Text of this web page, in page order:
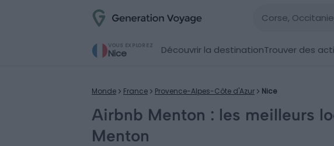
VOUS EXPLOREZ
Nice Découvrir la destinationTrouver des
Monde France Provence-Alpes-Côte d'Azur Nice
Airbnb Menton : les meilleurs
Menton